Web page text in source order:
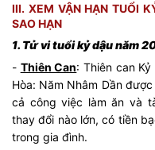
III. XEM VẬN HẠN TUỔI
SAO HẠN
1. Tử vi tuổi kỷ dậu năm
- Thiên Can: Thiên can
Hòa: Năm Nhâm Dần
cả công việc làm ăn và
thay đổi nào lớn, có tiền
trong gia đình.